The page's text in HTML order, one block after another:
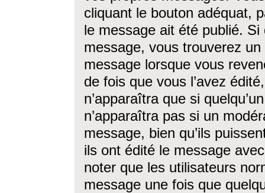
cliquant le bouton adéquat,
le message ait été publié. Si
message, vous trouverez
message lorsque vous
de fois que vous l’avez
n’apparaîtra que si
n’apparaîtra pas si un
message, bien qu’ils
ils ont édité le message
noter que les utilisateurs
message une fois que